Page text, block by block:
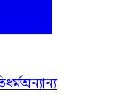
ধর্মঅন্যান্য